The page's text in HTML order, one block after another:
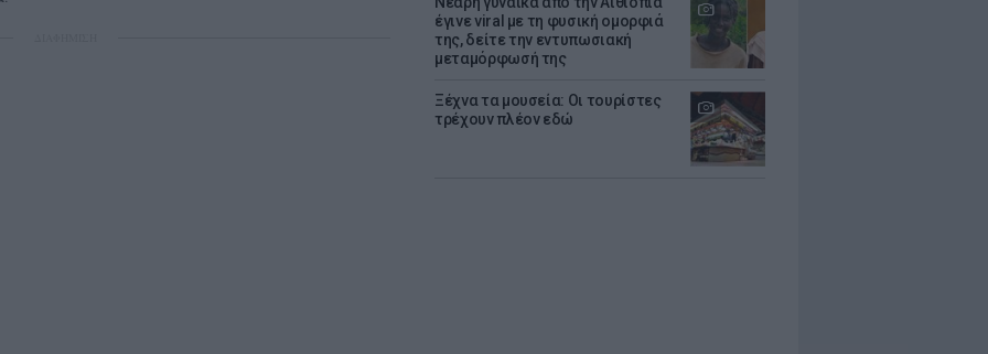
έγινε viral με τη φυσική ομορφιά
της, δείτε την εντυπωσιακή
μεταμόρφωσή της
Ξέχνα τα μουσεία: Οι τουρίστες
τρέχουν πλέον εδώ